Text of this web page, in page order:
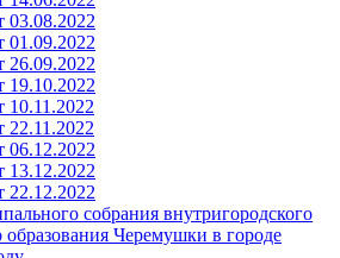
03.08.2022
01.09.2022
26.09.2022
19.10.2022
10.11.2022
22.11.2022
06.12.2022
13.12.2022
22.12.2022
собрания внутригородского
Черемушки в городе